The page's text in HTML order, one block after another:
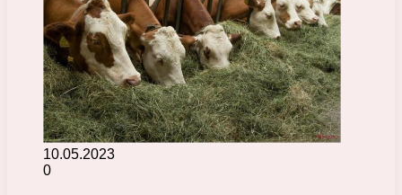
10.05.2023
0